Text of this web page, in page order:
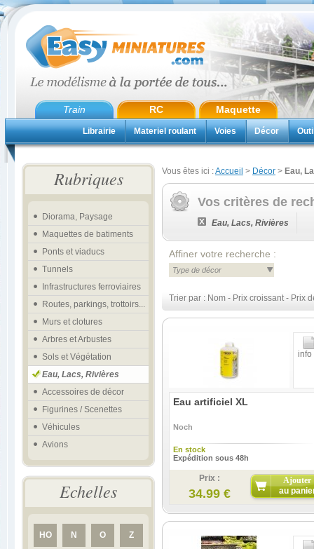
Train RC Maquette
Librairie Materiel roulant Voies Décor
Rubriques
Diorama, Paysage
Maquettes de batiments
Ponts et viaducs
Tunnels
Infrastructures ferroviaires
Routes, parkings, trottoirs...
Murs et clotures
Arbres et Arbustes
Sols et Végétation
Eau, Lacs, Rivières
Accessoires de décor
Figurines / Scenettes
Véhicules
Avions
Echelles
HO N O Z
Vous êtes ici :Accueil > Décor > Eau,
Vos critères de
Eau, Lacs, Rivières
Affiner votre recherche :
Type de décor
Trier par : Nom - Prix croissant- Prix
info
Eau artificiel XL
Noch
En stock
Expédition sous 48h
Prix :
34.99 €
Ajouter
au